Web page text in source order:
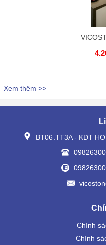
Xem thêm >>
BT06.TT3A - KĐT
Chính
Chính